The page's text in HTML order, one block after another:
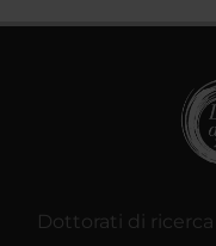
Dottorati di ricerca